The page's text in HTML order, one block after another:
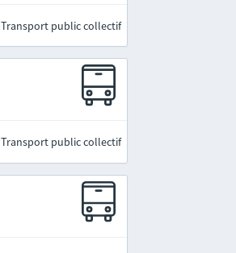
Transport public collectif
Transport public collectif